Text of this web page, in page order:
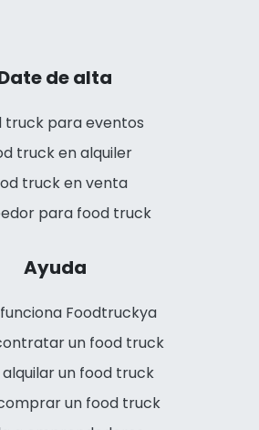
de alta
truck para eventos
truck en alquiler
truck en venta
para food truck
Ayuda
Foodtruckya
un food truck
un food truck
un food truck